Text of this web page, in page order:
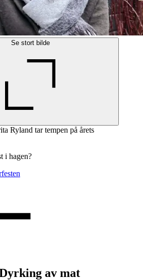
Se stort bilde
Ryland tar tempen på årets
i hagen?
av mat